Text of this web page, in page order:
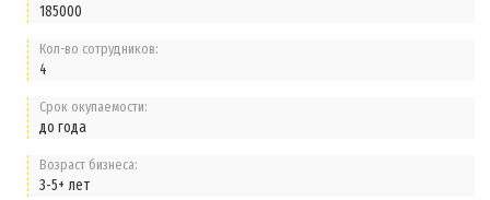
185000
Кол-во сотрудников:
4
Срок окупаемости:
до года
Возраст бизнеса:
3-5+ лет